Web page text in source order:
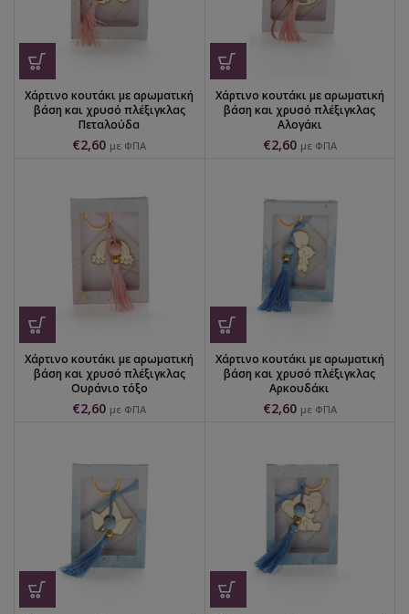
Χάρτινο κουτάκι με αρωματική
βάση και χρυσό πλέξιγκλας
Πεταλούδα
€2,60 με ΦΠΑ
Χάρτινο κουτάκι με αρωματική
βάση και χρυσό πλέξιγκλας
Αλογάκι
€2,60 με ΦΠΑ
Χάρτινο κουτάκι με αρωματική
βάση και χρυσό πλέξιγκλας
Ουράνιο τόξο
€2,60 με ΦΠΑ
Χάρτινο κουτάκι με αρωματική
βάση και χρυσό πλέξιγκλας
Αρκουδάκι
€2,60 με ΦΠΑ